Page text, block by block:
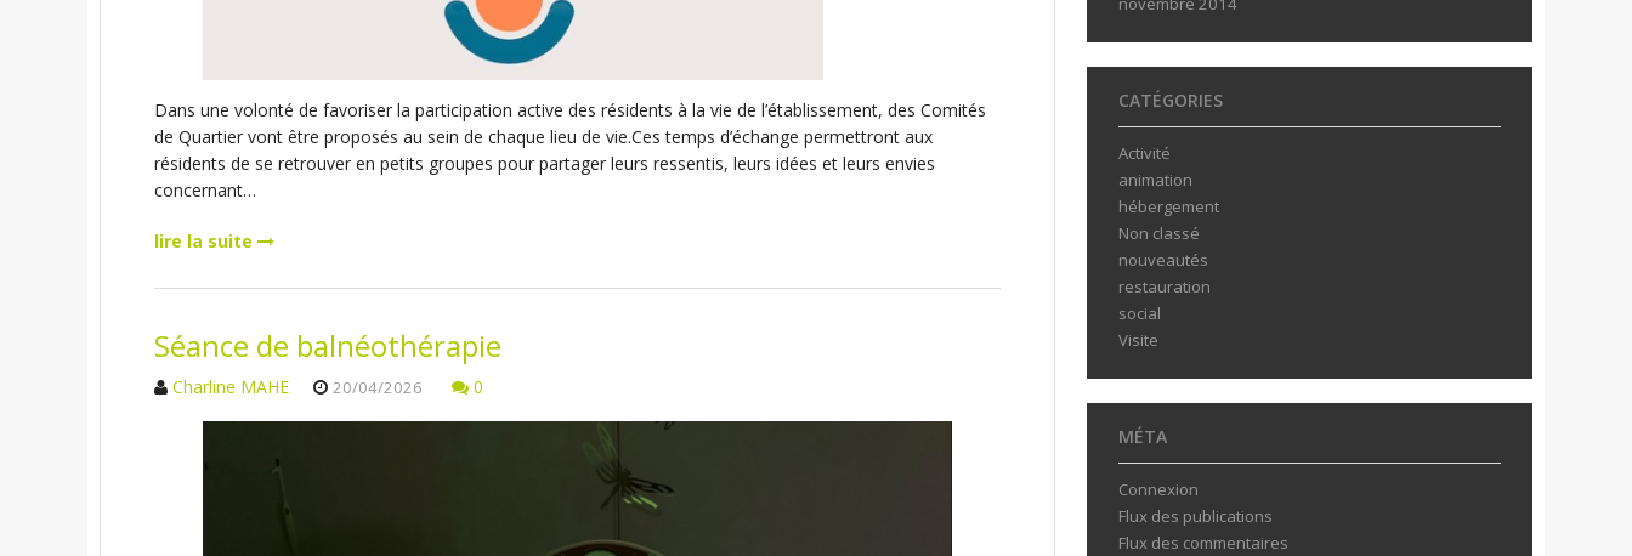
Dans une volonté de favoriser la participation active des résidents à la vie de l’établissement, des Comités
de Quartier vont être proposés au sein de chaque lieu de vie.Ces temps d’échange permettront aux
résidents de se retrouver en petits groupes pour partager leurs ressentis, leurs idées et leurs envies
concernant…
lire la suite
Séance de balnéothérapie
Charline MAHE 20/04/2026 0
CATÉGORIES
Activité
animation
hébergement
Non classé
nouveautés
restauration
social
Visite
MÉTA
Connexion
Flux des publications
Flux des commentaires